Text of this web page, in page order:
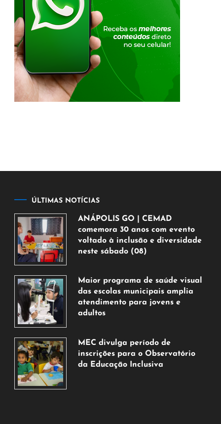
ÚLTIMAS NOTÍCIAS
ANÁPOLIS GO | CEMAD
comemora 30 anos com evento
voltado à inclusão e diversidade
neste sábado (08)
de
agosto
de
2026
Maior programa de saúde visual
das escolas municipais amplia
atendimento para jovens e
adultos
de
agosto
de
MEC divulga período de
inscrições para o Observatório
da Educação Inclusiva